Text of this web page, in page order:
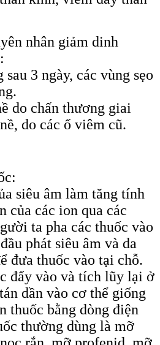
nhân giảm dinh
3 ngày, các vùng sẹo
do chấn thương giai
do các ổ viêm cũ.
siêu âm làm tăng tính
của các ion qua các
ta pha các thuốc vào
phát siêu âm và da
đưa thuốc vào tại chỗ.
đẩy vào và tích lũy lại ở
dần vào cơ thể giống
thuốc bằng dòng điện
thường dùng là mỡ